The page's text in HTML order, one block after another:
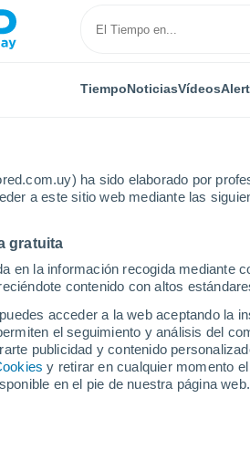
ha sido elaborado por
a este sitio web mediante las
gratuita
en la información recogida mediante
contenido con altos
acceder a la web aceptando la
el seguimiento y análisis del
publicidad y contenido
y retirar en cualquier momento
en el pie de nuestra página web.
TiempoNoticiasVídeos
de
día Símbolo